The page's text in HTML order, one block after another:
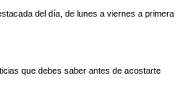
del día, de lunes a viernes a primera
que debes saber antes de acostarte